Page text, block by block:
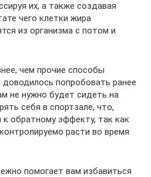
их, а также создавая
чего клетки жира
из организма с потом и
чем прочие способы
попробовать ранее
не нужно будет сидеть на
себя в спортзале, что,
обратному эффекту, так как
расти во время
помогает вам избавиться